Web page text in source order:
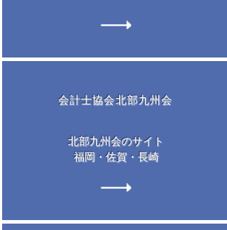
会計士協会​北部九州会
北部九州会のサイト
​福岡・佐賀・長崎